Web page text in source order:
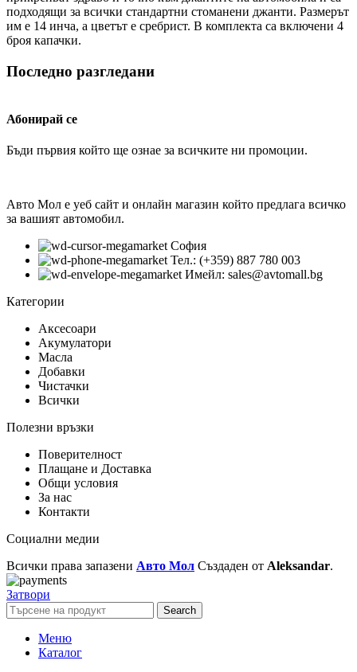
подходящи за всички стандартни стоманени джанти. Размерът
им е 14 инча, а цветът е сребрист. В комплекта са включени 4
броя капачки.
Последно разгледани
Абонирай се
Бъди първия който ще ознае за всичките ни промоции.
Авто Мол е уеб сайт и онлайн магазин който предлага всичко
за вашият автомобил.
София
Тел.: (+359) 887 780 003
Имейл: sales@avtomall.bg
Категории
Аксесоари
Акумулатори
Масла
Добавки
Чистачки
Всички
Полезни връзки
Поверителност
Плащане и Доставка
Общи условия
За нас
Контакти
Социални медии
Всички права запазени Авто Мол Създаден от Aleksandar.
Затвори
Search
Меню
Каталог